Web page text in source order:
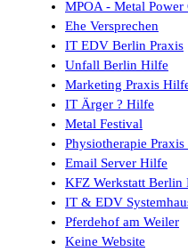
MPOA - Metal
Ehe Versprechen
IT EDV Berlin Praxis
Unfall Berlin Hilfe
Marketing Praxis
IT Ärger ? Hilfe
Metal Festival
Physiotherapie
Email Server Hilfe
KFZ Werkstatt Berlin
IT & EDV
Pferdehof am Weiler
Keine Website